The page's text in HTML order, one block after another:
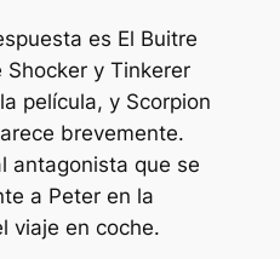
es El Buitre
Shocker y Tinkerer
película, y Scorpion
brevemente.
antagonista que se
a Peter en la
viaje en coche.